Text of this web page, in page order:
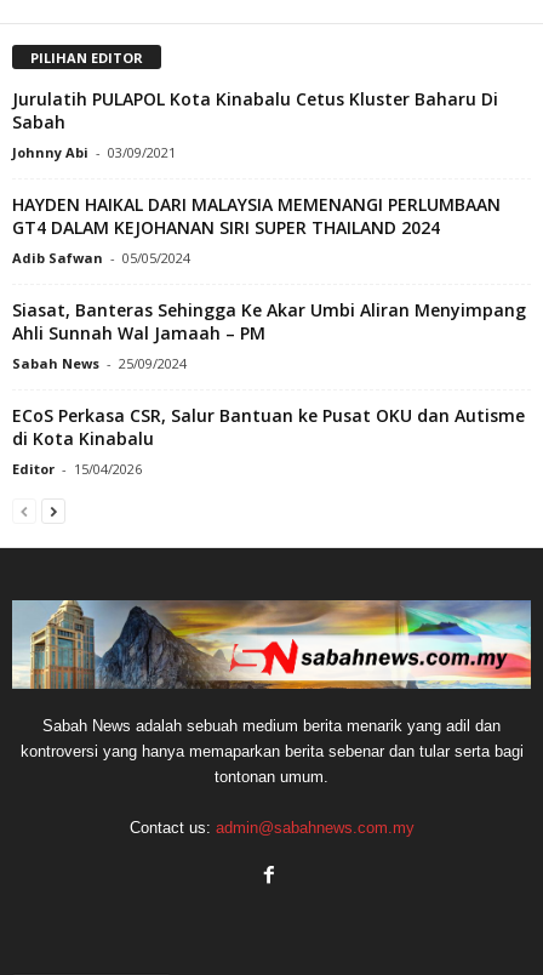
PILIHAN EDITOR
Jurulatih PULAPOL Kota Kinabalu Cetus Kluster Baharu Di
Sabah
Johnny Abi - 03/09/2021
HAYDEN HAIKAL DARI MALAYSIA MEMENANGI PERLUMBAAN
GT4 DALAM KEJOHANAN SIRI SUPER THAILAND 2024
Adib Safwan - 05/05/2024
Siasat, Banteras Sehingga Ke Akar Umbi Aliran Menyimpang
Ahli Sunnah Wal Jamaah – PM
Sabah News - 25/09/2024
ECoS Perkasa CSR, Salur Bantuan ke Pusat OKU dan Autisme
di Kota Kinabalu
Editor - 15/04/2026
Sabah News adalah sebuah medium berita menarik yang adil dan
kontroversi yang hanya memaparkan berita sebenar dan tular serta bagi
tontonan umum.
Contact us: admin@sabahnews.com.my